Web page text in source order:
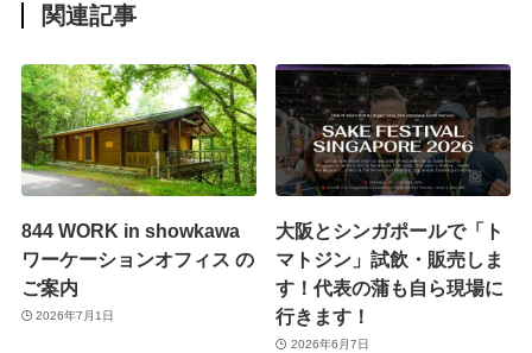
関連記事
844 WORK in showkawa
ワーケーションオフィス の
ご案内
2026年7月1日
大阪とシンガポールで「ト
マトジン」試飲・販売しま
す！代表の蒲も自ら現場に
行きます！
2026年6月7日